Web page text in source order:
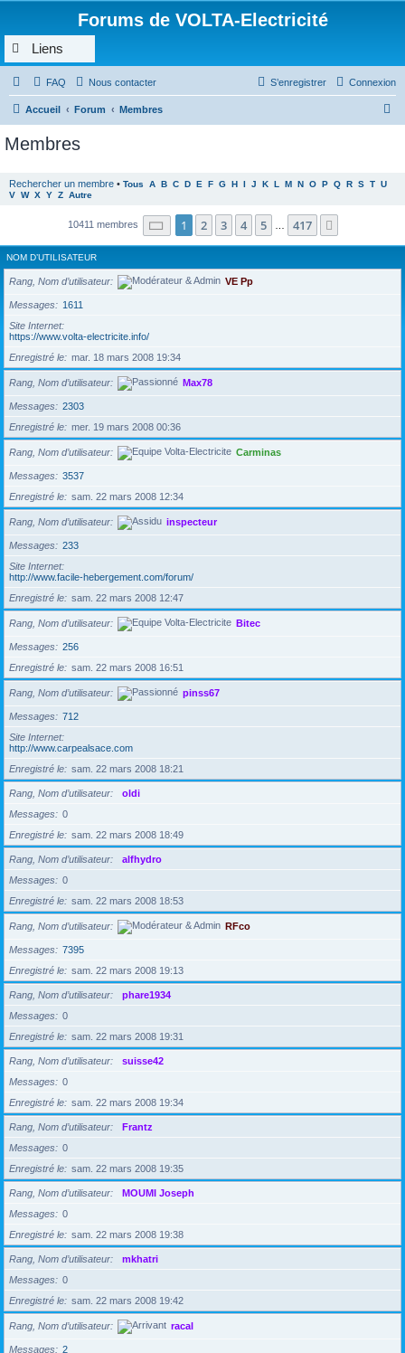
Forums de VOLTA-Electricité
Liens
FAQ Nous contacter Connexion
S’enregistrer
Accueil Forum Membres
Membres
Rechercher un membre • Tous A B C D E F G H I J K L M N O P Q R S T U
V W X Y Z Autre
10411 membres Page 1sur417
1 2 3 4 5 417
NOM D’UTILISATEUR
Rang, Nom d’utilisateur VE Pp
Messages
1611
Site Internet
https://www.volta-electricite.info/
Enregistré le
mar. 18 mars 2008 19:34
Rang, Nom d’utilisateur Max78
Messages
2303
Enregistré le
mer. 19 mars 2008 00:36
Rang, Nom d’utilisateur Carminas
Messages
3537
Enregistré le
sam. 22 mars 2008 12:34
Rang, Nom d’utilisateur inspecteur
Messages
233
Site Internet
http://www.facile-hebergement.com/forum/
Enregistré le
sam. 22 mars 2008 12:47
Rang, Nom d’utilisateur Bitec
Messages
256
Enregistré le
sam. 22 mars 2008 16:51
Rang, Nom d’utilisateur pinss67
Messages
712
Site Internet
http://www.carpealsace.com
Enregistré le
sam. 22 mars 2008 18:21
Rang, Nom d’utilisateur
oldi
Messages
0
Enregistré le
sam. 22 mars 2008 18:49
Rang, Nom d’utilisateur
alfhydro
Messages
0
Enregistré le
sam. 22 mars 2008 18:53
Rang, Nom d’utilisateur RFco
Messages
7395
Enregistré le
sam. 22 mars 2008 19:13
Rang, Nom d’utilisateur
phare1934
Messages
0
Enregistré le
sam. 22 mars 2008 19:31
Rang, Nom d’utilisateur
suisse42
Messages
0
Enregistré le
sam. 22 mars 2008 19:34
Rang, Nom d’utilisateur
Frantz
Messages
0
Enregistré le
sam. 22 mars 2008 19:35
Rang, Nom d’utilisateur
MOUMI Joseph
Messages
0
Enregistré le
sam. 22 mars 2008 19:38
Rang, Nom d’utilisateur
mkhatri
Messages
0
Enregistré le
sam. 22 mars 2008 19:42
Rang, Nom d’utilisateur racal
Messages
2